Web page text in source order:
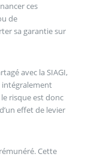
ces
de
sa garantie sur
avec la SIAGI,
risque est donc
effet de levier
Cette